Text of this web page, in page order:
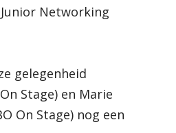
Networking
gelegenheid
Stage) en Marie
On Stage) nog een